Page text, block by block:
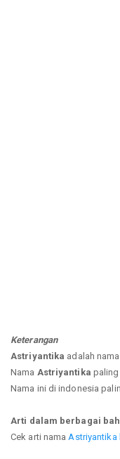
Keterangan
Astriyantika adalah
Nama Astriyantika
Nama ini di indonesia
Arti dalam berbagai
Cek arti nama Astriyantika